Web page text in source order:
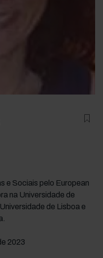
e Sociais pelo European
na Universidade de
de Lisboa e
2023